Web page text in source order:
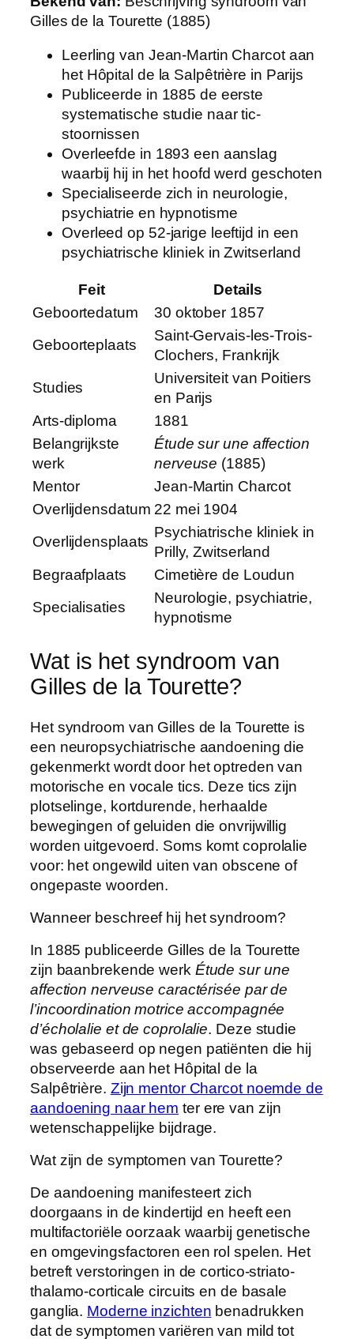
Gilles de la Tourette (1885)
Leerling van Jean-Martin Charcot aan
het Hôpital de la Salpêtrière in Parijs
Publiceerde in 1885 de eerste
systematische studie naar tic-
stoornissen
Overleefde in 1893 een aanslag
waarbij hij in het hoofd werd geschoten
Specialiseerde zich in neurologie,
psychiatrie en hypnotisme
Overleed op 52-jarige leeftijd in een
psychiatrische kliniek in Zwitserland
Feit
Details
Geboortedatum
30 oktober 1857
Geboorteplaats
Saint-Gervais-les-Trois-
Clochers, Frankrijk
Studies
Universiteit van Poitiers
en Parijs
Arts-diploma
1881
Belangrijkste
werk
Étude sur une affection
nerveuse (1885)
Mentor
Jean-Martin Charcot
Overlijdensdatum 22 mei 1904
Overlijdensplaats
Psychiatrische kliniek in
Prilly, Zwitserland
Begraafplaats
Cimetière de Loudun
Specialisaties
Neurologie, psychiatrie,
hypnotisme
Wat is het syndroom van
Gilles de la Tourette?
Het syndroom van Gilles de la Tourette is
een neuropsychiatrische aandoening die
gekenmerkt wordt door het optreden van
motorische en vocale tics. Deze tics zijn
plotselinge, kortdurende, herhaalde
bewegingen of geluiden die onvrijwillig
worden uitgevoerd. Soms komt coprolalie
voor: het ongewild uiten van obscene of
ongepaste woorden.
Wanneer beschreef hij het syndroom?
In 1885 publiceerde Gilles de la Tourette
zijn baanbrekende werk Étude sur une
affection nerveuse caractérisée par de
l’incoordination motrice accompagnée
d’écholalie et de coprolalie. Deze studie
was gebaseerd op negen patiënten die hij
observeerde aan het Hôpital de la
Salpêtrière. Zijn mentor Charcot noemde de
aandoening naar hem ter ere van zijn
wetenschappelijke bijdrage.
Wat zijn de symptomen van Tourette?
De aandoening manifesteert zich
doorgaans in de kindertijd en heeft een
multifactoriële oorzaak waarbij genetische
en omgevingsfactoren een rol spelen. Het
betreft verstoringen in de cortico-striato-
thalamo-corticale circuits en de basale
ganglia. Moderne inzichten benadrukken
dat de symptomen variëren van mild tot